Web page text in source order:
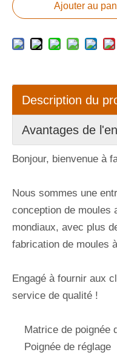
Ajouter au
Description du
Avantages de
Bonjour, bienvenue à
Nous sommes une
conception de moules
mondiaux, avec plus
fabrication de moules
Engagé à fournir aux
service de qualité !
Matrice de poignée
Poignée de réglage